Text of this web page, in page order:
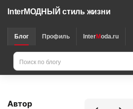
InterМОДНЫЙ стиль жизни
Блог Профиль InterModa.ru
Автор